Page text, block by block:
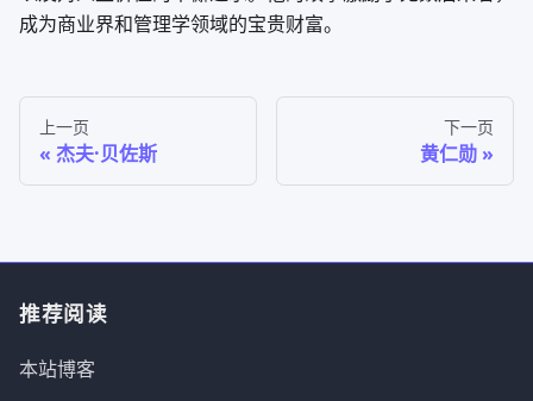
成为商业界和管理学领域的宝贵财富。
上一页
杰夫·贝佐斯
下一页
黄仁勋
推荐阅读
本站博客